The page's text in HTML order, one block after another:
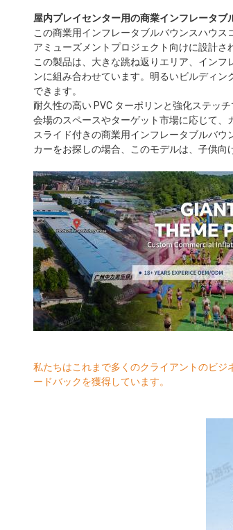
屋内プレイセンター用の商業インフレータブ
この商業用インフレータブルバウンスハウ
アミューズメントプロジェクト向けに設計さ
この製品は、大きな跳ね返りエリア、イン
ンに組み合わせています。明るいビルディ
できます。
耐久性の高い PVC ターポリンと強化ステッ
会場のスペースやターゲット市場に応じて、
スライド付きの商業用インフレータブルバ
カーをお探しの場合、このモデルは、子供向
私たちはこれまで多くのクライアントのビ
ードバックを獲得しています。